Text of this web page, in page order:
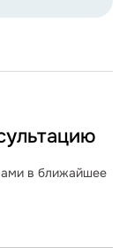
в ближайшее